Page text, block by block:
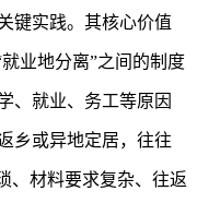
键实践。其核心价值
业地分离”之间的制度
就业、务工等原因
乡或异地定居，往往
、材料要求复杂、往返